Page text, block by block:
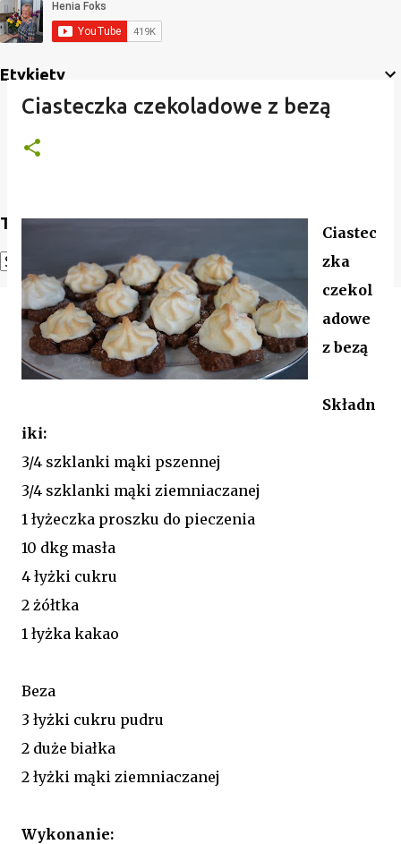
Etykiety
Translate
Powered by Translate
Ciasteczka czekoladowe z bezą
Ciastec
zka
czekol
adowe
z bezą
Składn
iki:
3/4 szklanki mąki pszennej
3/4 szklanki mąki ziemniaczanej
1 łyżeczka proszku do pieczenia
10 dkg masła
4 łyżki cukru
2 żółtka
1 łyżka kakao
Beza
3 łyżki cukru pudru
2 duże białka
2 łyżki mąki ziemniaczanej
Wykonanie: